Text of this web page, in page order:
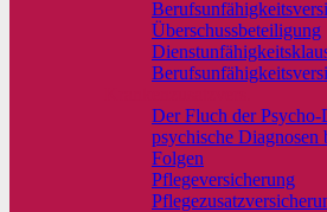
Überschussbeteiligung
Der Fluch der
psychische Diagnosen
Folgen
Pflegeversicherung